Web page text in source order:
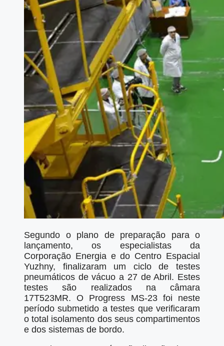
Segundo o plano de preparação para o
lançamento, os especialistas da
Corporação Energia e do Centro Espacial
Yuzhny, finalizaram um ciclo de testes
pneumáticos de vácuo a 27 de Abril. Estes
testes são realizados na câmara
17Т523МR. O Progress MS-23 foi neste
período submetido a testes que verificaram
o total isolamento dos seus compartimentos
e dos sistemas de bordo.